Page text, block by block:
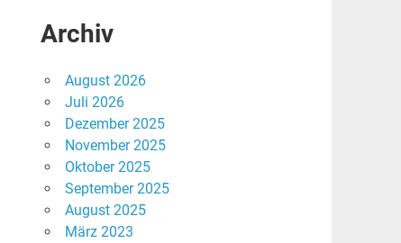
Archiv
August 2026
Juli 2026
Dezember 2025
November 2025
Oktober 2025
September 2025
August 2025
März 2023